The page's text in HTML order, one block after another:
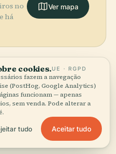
no
há
Ver mapa
— alguns que vale a pena
Jw Marriott
International
Finance Centre
Museu Stilwell
cookies.UE · RGPD
fazem a navegação
(PostHog, Google Analytics)
funcionam — apenas
sem venda. Pode alterar a
tudo Aceitar tudo